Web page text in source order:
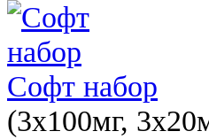
Софт набор
(3x100мг,